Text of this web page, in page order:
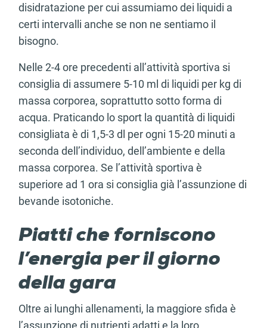
disidratazione per cui assumiamo dei liquidi a
certi intervalli anche se non ne sentiamo il
bisogno.
Nelle 2-4 ore precedenti all’attività sportiva si
consiglia di assumere 5-10 ml di liquidi per kg di
massa corporea, soprattutto sotto forma di
acqua. Praticando lo sport la quantità di liquidi
consigliata è di 1,5-3 dl per ogni 15-20 minuti a
seconda dell’individuo, dell’ambiente e della
massa corporea. Se l’attività sportiva è
superiore ad 1 ora si consiglia già l’assunzione di
bevande isotoniche.
Piatti che forniscono
l’energia per il giorno
della gara
Oltre ai lunghi allenamenti, la maggiore sfida è
l’assunzione di nutrienti adatti e la loro